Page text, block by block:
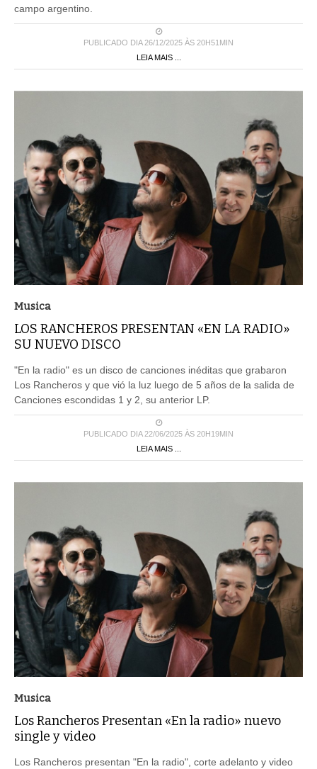
campo argentino.
PUBLICADO DIA 26/12/2025 ÀS 20H51MIN
LEIA MAIS ...
Musica
LOS RANCHEROS PRESENTAN «EN LA RADIO»
SU NUEVO DISCO
"En la radio" es un disco de canciones inéditas que grabaron
Los Rancheros y que vió la luz luego de 5 años de la salida de
Canciones escondidas 1 y 2, su anterior LP.
PUBLICADO DIA 22/06/2025 ÀS 20H19MIN
LEIA MAIS ...
Musica
Los Rancheros Presentan «En la radio» nuevo
single y video
Los Rancheros presentan "En la radio", corte adelanto y video